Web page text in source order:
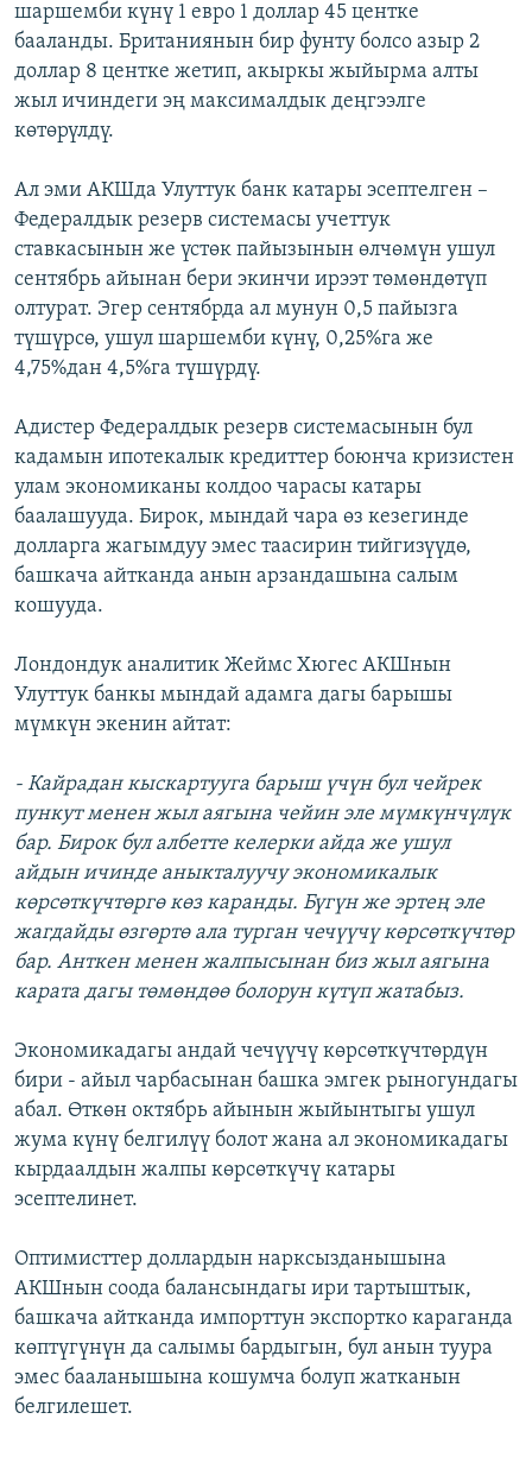
шаршемби күнү 1 евро 1 доллар 45 центке
бааланды. Британиянын бир фунту болсо азыр 2
доллар 8 центке жетип, акыркы жыйырма алты
жыл ичиндеги эң максималдык деңгээлге
көтөрүлдү.
Ал эми АКШда Улуттук банк катары эсептелген –
Федералдык резерв системасы учеттук
ставкасынын же үстөк пайызынын өлчөмүн ушул
сентябрь айынан бери экинчи ирээт төмөндөтүп
олтурат. Эгер сентябрда ал мунун 0,5 пайызга
түшүрсө, ушул шаршемби күнү, 0,25%га же
4,75%дан 4,5%га түшүрдү.
Адистер Федералдык резерв системасынын бул
кадамын ипотекалык кредиттер боюнча кризистен
улам экономиканы колдоо чарасы катары
баалашууда. Бирок, мындай чара өз кезегинде
долларга жагымдуу эмес таасирин тийгизүүдө,
башкача айтканда анын арзандашына салым
кошууда.
Лондондук аналитик Жеймс Хюгес АКШнын
Улуттук банкы мындай адамга дагы барышы
мүмкүн экенин айтат:
- Кайрадан кыскартууга барыш үчүн бул чейрек
пункут менен жыл аягына чейин эле мүмкүнчүлүк
бар. Бирок бул албетте келерки айда же ушул
айдын ичинде аныкталуучу экономикалык
көрсөткүчтөргө көз каранды. Бүгүн же эртең эле
жагдайды өзгөртө ала турган чечүүчү көрсөткүчтөр
бар. Анткен менен жалпысынан биз жыл аягына
карата дагы төмөндөө болорун күтүп жатабыз.
Экономикадагы андай чечүүчү көрсөткүчтөрдүн
бири - айыл чарбасынан башка эмгек рыногундагы
абал. Өткөн октябрь айынын жыйынтыгы ушул
жума күнү белгилүү болот жана ал экономикадагы
кырдаалдын жалпы көрсөткүчү катары
эсептелинет.
Оптимисттер доллардын нарксызданышына
АКШнын соода балансындагы ири тартыштык,
башкача айтканда импорттун экспортко караганда
көптүгүнүн да салымы бардыгын, бул анын туура
эмес бааланышына кошумча болуп жатканын
белгилешет.